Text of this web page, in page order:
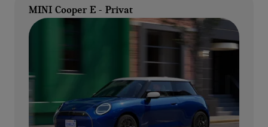
MINI Cooper E - Privat